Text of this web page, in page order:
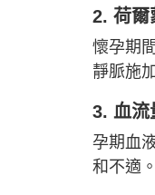
2. 荷爾
懷孕期
靜脈施
3. 血流
孕期血
和不適。